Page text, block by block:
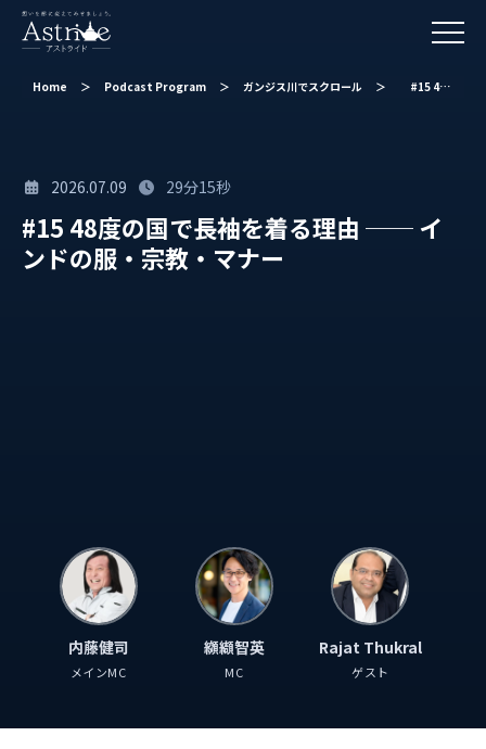
Home ＞ Podcast Program ＞ ガンジス川でスクロール ＞ #15 48度の国で長袖を着る理由 ── インドの服・宗教・マナー
2026.07.09 29分15秒
#15 48度の国で長袖を着る理由 ── イ
ンドの服・宗教・マナー
内藤健司
メインMC
纐纈智英
MC
Rajat Thukral
ゲスト